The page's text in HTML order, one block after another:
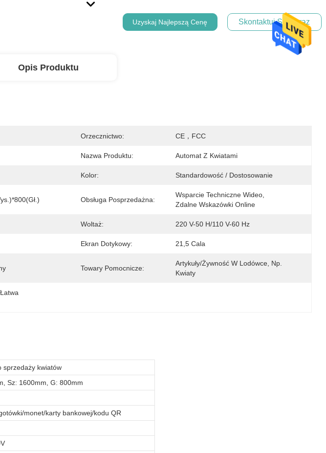
Uzyskaj Najlepszą Cenę Skontaktuj Się Teraz
Opis Produktu
Orzecznictwo: CE，FCC
Nazwa Produktu: Automat Z Kwiatami
Kolor: Standardowość / Dostosowanie
Obsługa Posprzedażna:
Wsparcie Techniczne Wideo,
Zdalne Wskazówki Online
Woltaż: 220 V-50 H/110 V-60 Hz
Ekran Dotykowy: 21,5 Cala
Towary Pomocnicze:
Artykuły/żywność W Lodówce, Np.
Kwiaty
sprzedaży kwiatów
Sz: 1600mm, G: 800mm
monet/karty bankowej/kodu QR